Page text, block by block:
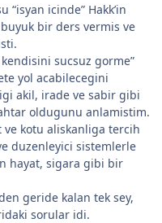
icinde” Hakk’in
bir ders vermis ve
sucsuz gorme”
yol acabilecegini
akil, irade ve sabir gibi
oldugunu anlamistim.
kotu aliskanliga tercih
duzenleyici sistemlerle
hayat, sigara gibi bir
geride kalan tek sey,
sorular idi.